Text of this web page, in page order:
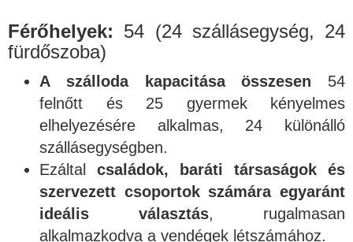
Férőhelyek: 54 (24 szállásegység, 24
fürdőszoba)
A szálloda kapacitása összesen 54
felnőtt és 25 gyermek kényelmes
elhelyezésére alkalmas, 24 különálló
szállásegységben.
Ezáltal családok, baráti társaságok és
szervezett csoportok számára egyaránt
ideális választás, rugalmasan
alkalmazkodva a vendégek létszámához.